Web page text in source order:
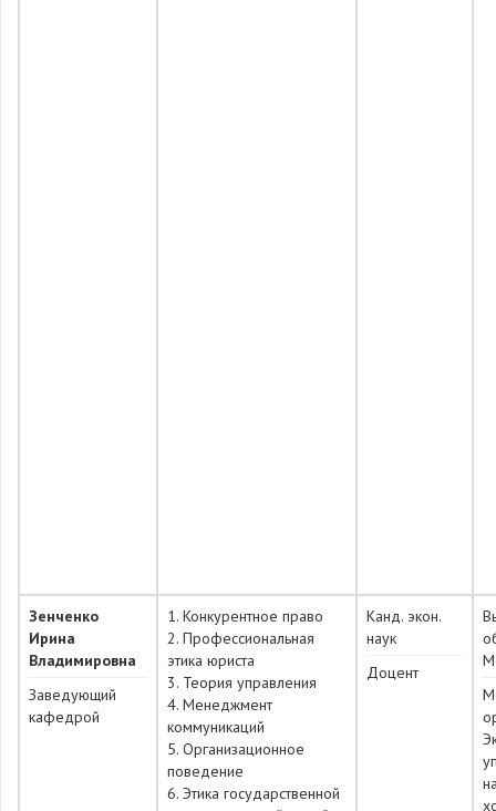
Зенченко
Ирина
Владимировна
Заведующий
кафедрой
1. Конкурентное право
2. Профессиональная
этика юриста
3. Теория управления
4. Менеджмент
коммуникаций
5. Организационное
поведение
6. Этика государственной
Канд. экон.
наук
Доцент